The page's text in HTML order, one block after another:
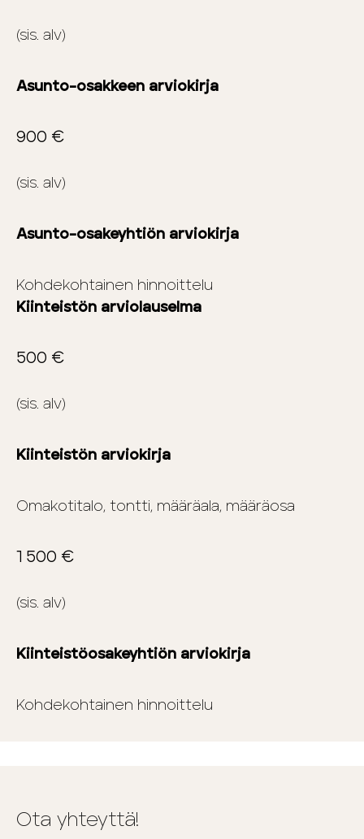
(sis. alv)
Asunto-osakkeen arviokirja
900 €
(sis. alv)
Asunto-osakeyhtiön arviokirja
Kohdekohtainen hinnoittelu
Kiinteistön arviolauselma
500 €
(sis. alv)
Kiinteistön arviokirja
Omakotitalo, tontti, määräala, määräosa
1 500 €
(sis. alv)
Kiinteistöosakeyhtiön arviokirja
Kohdekohtainen hinnoittelu
Ota yhteyttä!